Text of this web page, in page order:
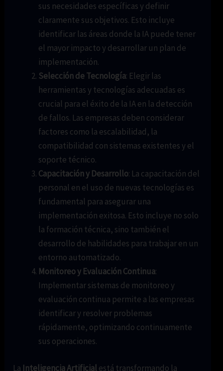
sus necesidades específicas y definir
claramente sus objetivos. Esto incluye
identificar las áreas donde la IA puede tener
el mayor impacto y desarrollar un plan de
implementación.
Selección de Tecnología: Elegir las
herramientas y tecnologías adecuadas es
crucial para el éxito de la IA en la detección
de fallos. Las empresas deben considerar
factores como la escalabilidad, la
compatibilidad con sistemas existentes y el
soporte técnico.
Capacitación y Desarrollo: La capacitación del
personal en el uso de nuevas tecnologías es
fundamental para asegurar una
implementación exitosa. Esto incluye no solo
la formación técnica, sino también el
desarrollo de habilidades para trabajar en un
entorno automatizado.
Monitoreo y Evaluación Continua:
Implementar sistemas de monitoreo y
evaluación continua permite a las empresas
identificar y resolver problemas
rápidamente, optimizando continuamente
sus operaciones.
La Inteligencia Artificialestá transformando la